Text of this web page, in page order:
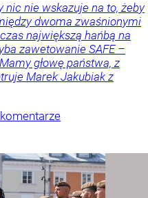
nie wskazuje na to, żeby
dwoma zwaśnionymi
największą hańbą na
zawetowanie SAFE –
głowę państwa, z
Marek Jakubiak z